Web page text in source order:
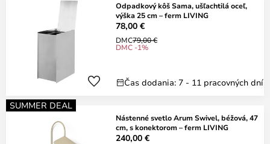
Odpadkový kôš Sama, ušľachtilá oceľ,
výška 25 cm – ferm LIVING
78,00 €
DMC79,00 €
DMC -1%
Čas dodania: 7 - 11 pracovných dní
SUMMER DEAL
Nástenné svetlo Arum Swivel, béžová, 47
cm, s konektorom – ferm LIVING
240,00 €